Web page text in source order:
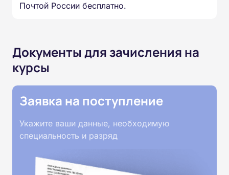
Почтой России бесплатно.
Документы для зачисления на
курсы
Заявка на поступление
Укажите ваши данные, необходимую
специальность и разряд